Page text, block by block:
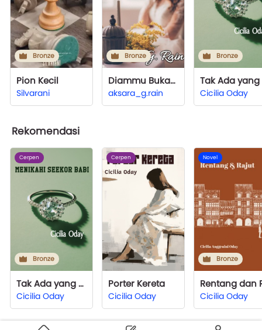
Bronze
Pion Kecil
Silvarani
Bronze
Diammu Bukan Emas
aksara_g.rain
Bronze
Cicilia Oday
Rekomendasi
Cerpen
Bronze
Tak Ada yang Sia-sia dalam Hidup Termasuk Menikahi Seekor Babi
Cicilia Oday
Cerpen
Porter Kereta
Cicilia Oday
Novel
Bronze
Cicilia Oday